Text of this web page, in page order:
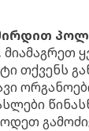
მიამაგრეთ
თქვენს